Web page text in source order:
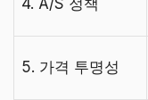
5. 가격 투명성